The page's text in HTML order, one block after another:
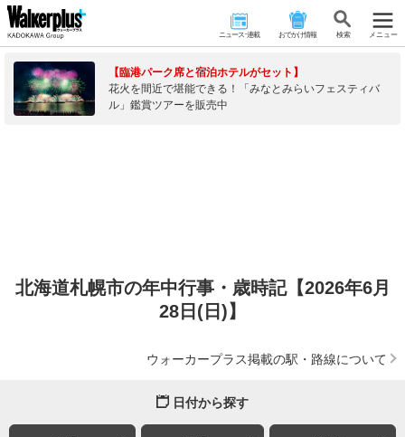
ニュース･連載 おでかけ情報 検 索 メニュー
【臨港パーク席と宿泊ホテルがセット】
花火を間近で堪能できる！「みなとみらいフェスティバ
ル」鑑賞ツアーを販売中
北海道札幌市の年中行事・歳時記【2026年6月
28日(日)】
ウォーカープラス掲載の駅・路線について
日付から探す